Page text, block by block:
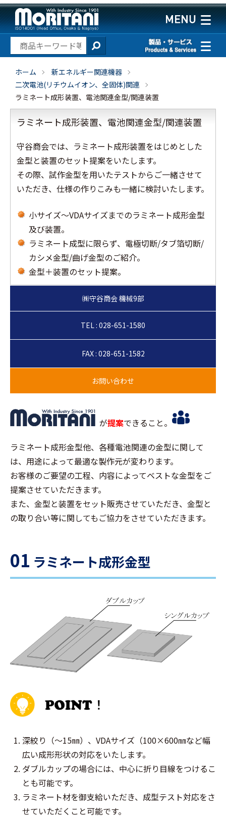
ホーム
新エネルギー関連機器
二次電池(リチウムイオン、全固体)関連
ラミネート成形装置、電池関連金型/関連装置
ラミネート成形装置、電池関連金型/関連装置
守谷商会では、ラミネート成形装置をはじめとした
金型と装置のセット提案をいたします。
その際、試作金型を用いたテストからご一緒させて
いただき、仕様の作りこみも一緒に検討いたします。
小サイズ～VDAサイズまでのラミネート成形金型
及び装置。
ラミネート成型に限らず、電極切断/タブ箔切断/
カシメ金型/曲げ金型のご紹介。
金型＋装置のセット提案。
TEL : 028-651-1580
FAX : 028-651-1582
が提案できること。
ラミネート成形金型他、各種電池関連の金型に関して
は、用途によって最適な製作元が変わります。
お客様のご要望の工程、内容によってベストな金型をご
提案させていただきます。
また、金型と装置をセット販売させていただき、金型と
の取り合い等に関してもご協力をさせていただきます。
01 ラミネート成形金型
深絞り（～15㎜）、VDAサイズ（100×600㎜など幅
広い成形形状の対応をいたします。
ダブルカップの場合には、中心に折り目線をつけるこ
とも可能です。
ラミネート材を御支給いただき、成型テスト対応をさ
せていただくこと可能です。